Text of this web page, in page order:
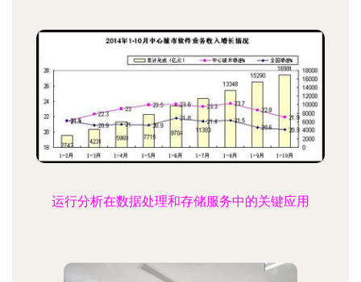
运行分析在数据处理和存储服务中的关键应用